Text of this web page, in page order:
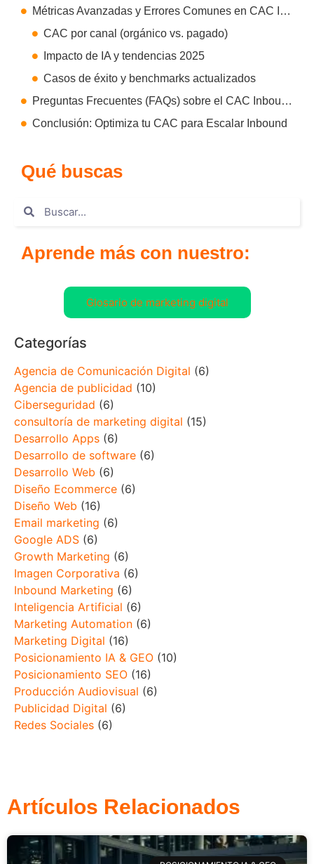
Métricas Avanzadas y Errores Comunes en CAC Inbound
CAC por canal (orgánico vs. pagado)
Impacto de IA y tendencias 2025
Casos de éxito y benchmarks actualizados
Preguntas Frecuentes (FAQs) sobre el CAC Inbound
Conclusión: Optimiza tu CAC para Escalar Inbound
Qué buscas
Aprende más con nuestro:
Glosario de marketing digital
Categorías
Agencia de Comunicación Digital (6)
Agencia de publicidad (10)
Ciberseguridad (6)
consultoría de marketing digital (15)
Desarrollo Apps (6)
Desarrollo de software (6)
Desarrollo Web (6)
Diseño Ecommerce (6)
Diseño Web (16)
Email marketing (6)
Google ADS (6)
Growth Marketing (6)
Imagen Corporativa (6)
Inbound Marketing (6)
Inteligencia Artificial (6)
Marketing Automation (6)
Marketing Digital (16)
Posicionamiento IA & GEO (10)
Posicionamiento SEO (16)
Producción Audiovisual (6)
Publicidad Digital (6)
Redes Sociales (6)
Artículos Relacionados